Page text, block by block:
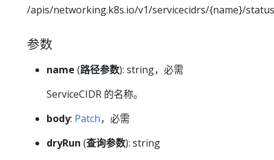
/apis/networking.k8s.io/v1/servicecidrs/{name}/status
参数
name (路径参数): string，必需
ServiceCIDR 的名称。
body: Patch，必需
dryRun (查询参数): string